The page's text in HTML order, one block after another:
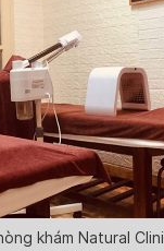
khám Natural